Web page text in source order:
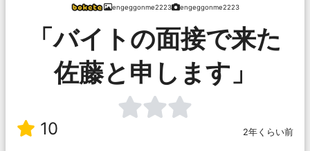
engeggonme2223 engeggonme2223
「バイトの面接で来た
佐藤と申します」
10 2年くらい前